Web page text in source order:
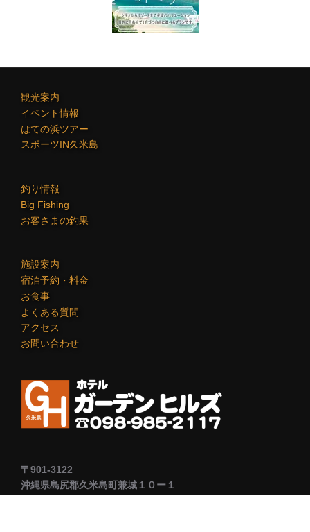
観光案内
イベント情報
はての浜ツアー
スポーツIN久米島
釣り情報
Big Fishing
お客さまの釣果
施設案内
宿泊予約・料金
お食事
よくある質問
アクセス
お問い合わせ
〒901-3122
沖縄県島尻郡久米島町兼城１０ー１